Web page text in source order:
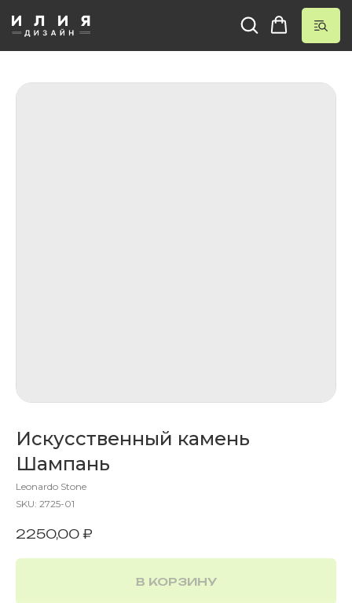
Искусственный камень
Шампань
Leonardo Stone
SKU: 2725-01
2250,00 ₽
В КОРЗИНУ